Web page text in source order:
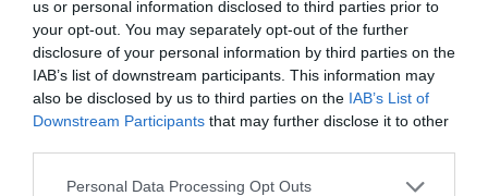
us or personal information disclosed to third parties prior to
your opt-out. You may separately opt-out of the further
disclosure of your personal information by third parties on the
IAB’s list of downstream participants. This information may
also be disclosed by us to third parties on the IAB’s List of
Downstream Participants that may further disclose it to other
Personal Data Processing Opt Outs
ΖΩΓΡΑΦΙΚΗ ΖΩΓΡΑΦΟΣ
ΠΑΜΠΛΟ ΠΙΚΑΣΟ
ΦΩΤΟΓΡΑΦΙΑ
Newsletter